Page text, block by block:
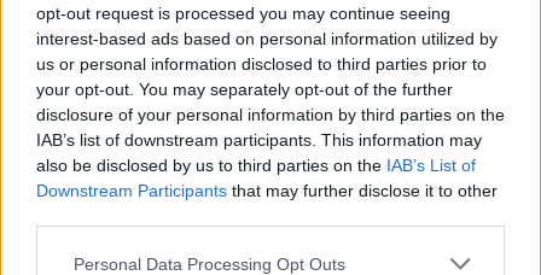
opt-out request is processed you may continue seeing
interest-based ads based on personal information utilized by
us or personal information disclosed to third parties prior to
your opt-out. You may separately opt-out of the further
disclosure of your personal information by third parties on the
IAB’s list of downstream participants. This information may
also be disclosed by us to third parties on the IAB’s List of
Downstream Participants that may further disclose it to other
Please note that this website/app uses one or more Google
Personal Data Processing Opt Outs